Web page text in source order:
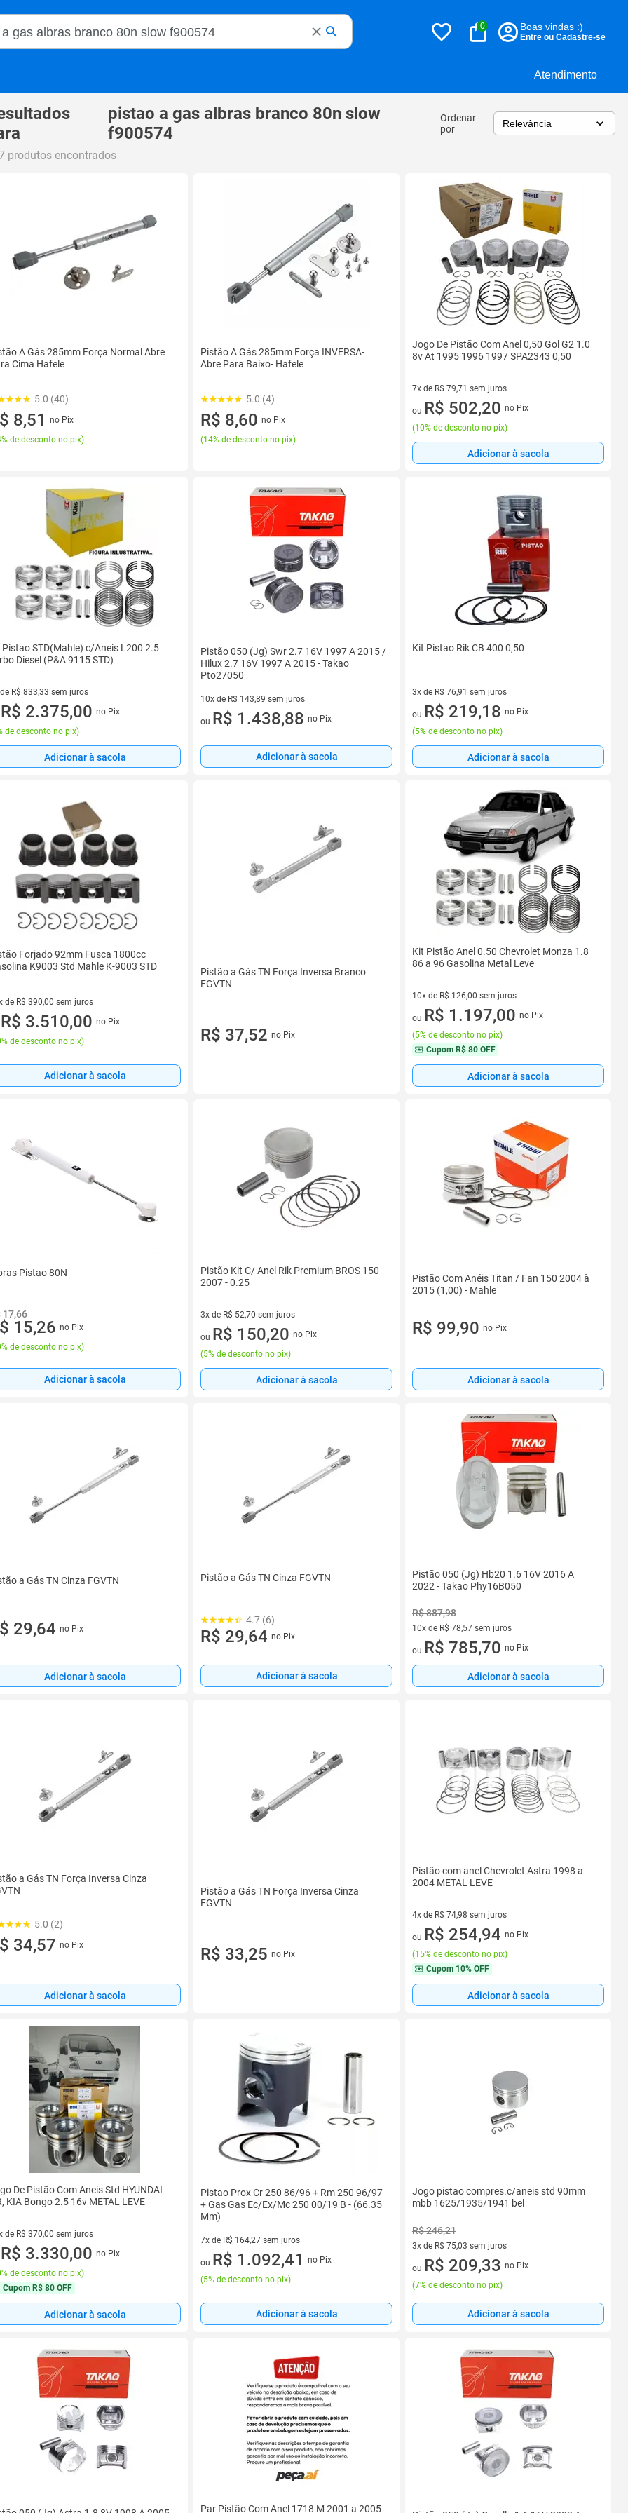
Atendimento
Magalu
0 Boas vindas :)
Entre ou Cadastre-se
pistao a gas albras branco 80n slow
f900574
Ordenar
por
produtos encontrados
A Gás 285mm Força Normal Abre
Cima Hafele
5.0 (40)
8,51
no Pix
de desconto no pix)
Pistão A Gás 285mm Força INVERSA-
Abre Para Baixo- Hafele
5.0 (4)
R$ 8,60 no Pix
(14% de desconto no pix)
Jogo De Pistão Com Anel 0,50 Gol G2 1.0
8v At 1995 1996 1997 SPA2343 0,50
7x de R$ 79,71 sem juros
7 vez de R$ 79,71 sem juros
ou R$ 502,20 no Pix
(10% de desconto no pix)
Adicionar à sacola
STD(Mahle) c/Aneis L200 2.5
Diesel (P&A 9115 STD)
R$ 833,33 sem juros
de R$ 833,33 sem juros
R$ 2.375,00 no Pix
de desconto no pix)
Adicionar à sacola
Pistão 050 (Jg) Swr 2.7 16V 1997 A 2015 /
Hilux 2.7 16V 1997 A 2015 - Takao
Pto27050
10x de R$ 143,89 sem juros
10 vez de R$ 143,89 sem juros
ou R$ 1.438,88 no Pix
Adicionar à sacola
Kit Pistao Rik CB 400 0,50
3x de R$ 76,91 sem juros
3 vez de R$ 76,91 sem juros
ou R$ 219,18 no Pix
(5% de desconto no pix)
Adicionar à sacola
Forjado 92mm Fusca 1800cc
K9003 Std Mahle K-9003 STD
de R$ 390,00 sem juros
vez de R$ 390,00 sem juros
R$ 3.510,00 no Pix
de desconto no pix)
Adicionar à sacola
Pistão a Gás TN Força Inversa Branco
FGVTN
R$ 37,52 no Pix
Kit Pistão Anel 0.50 Chevrolet Monza 1.8
86 a 96 Gasolina Metal Leve
10x de R$ 126,00 sem juros
10 vez de R$ 126,00 sem juros
ou R$ 1.197,00 no Pix
(5% de desconto no pix)
Cupom R$ 80 OFF
Adicionar à sacola
Pistao 80N
17,66
15,26 no Pix
de desconto no pix)
Adicionar à sacola
Pistão Kit C/ Anel Rik Premium BROS 150
2007 - 0.25
3x de R$ 52,70 sem juros
3 vez de R$ 52,70 sem juros
ou R$ 150,20 no Pix
(5% de desconto no pix)
Adicionar à sacola
Pistão Com Anéis Titan / Fan 150 2004 à
2015 (1,00) - Mahle
R$ 99,90 no Pix
Adicionar à sacola
a Gás TN Cinza FGVTN
29,64 no Pix
Adicionar à sacola
Pistão a Gás TN Cinza FGVTN
4.7 (6)
R$ 29,64 no Pix
Adicionar à sacola
Pistão 050 (Jg) Hb20 1.6 16V 2016 A
2022 - Takao Phy16B050
R$ 887,98
10x de R$ 78,57 sem juros
10 vez de R$ 78,57 sem juros
ou R$ 785,70 no Pix
Adicionar à sacola
a Gás TN Força Inversa Cinza
5.0 (2)
34,57 no Pix
Adicionar à sacola
Pistão a Gás TN Força Inversa Cinza
FGVTN
R$ 33,25 no Pix
Pistão com anel Chevrolet Astra 1998 a
2004 METAL LEVE
4x de R$ 74,98 sem juros
4 vez de R$ 74,98 sem juros
ou R$ 254,94 no Pix
(15% de desconto no pix)
Cupom 10% OFF
Adicionar à sacola
De Pistão Com Aneis Std HYUNDAI
KIA Bongo 2.5 16v METAL LEVE
de R$ 370,00 sem juros
vez de R$ 370,00 sem juros
R$ 3.330,00 no Pix
de desconto no pix)
Cupom R$ 80 OFF
Adicionar à sacola
Pistao Prox Cr 250 86/96 + Rm 250 96/97
+ Gas Gas Ec/Ex/Mc 250 00/19 B - (66.35
Mm)
7x de R$ 164,27 sem juros
7 vez de R$ 164,27 sem juros
ou R$ 1.092,41
no Pix
(5% de desconto no pix)
Adicionar à sacola
Jogo pistao compres.c/aneis std 90mm
mbb 1625/1935/1941 bel
R$ 246,21
3x de R$ 75,03 sem juros
3 vez de R$ 75,03 sem juros
ou R$ 209,33 no Pix
(7% de desconto no pix)
Adicionar à sacola
Par Pistão Com Anel 1718 M 2001 a 2005